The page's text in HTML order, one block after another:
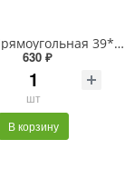
Коробка Прямоугольная 39*28*17,8 складная на магнитах "Люкс" Красный 1/24
630 ₽
шт
В корзину